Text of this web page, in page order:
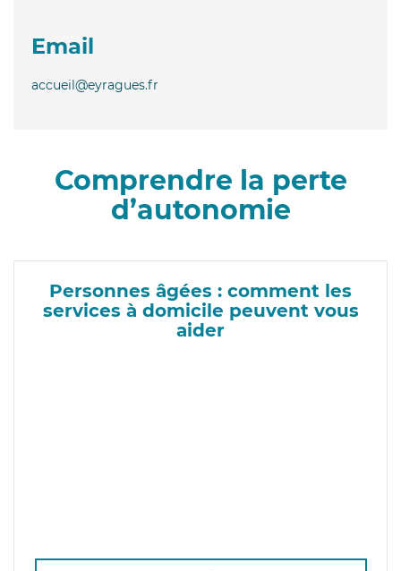
Email
accueil@eyragues.fr
Comprendre la perte
d’autonomie
Personnes âgées : comment les
services à domicile peuvent vous
aider